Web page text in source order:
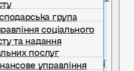
група
соціального
та надання
послуг
управління
селищної
громади
Положення про
окремими
комунальної